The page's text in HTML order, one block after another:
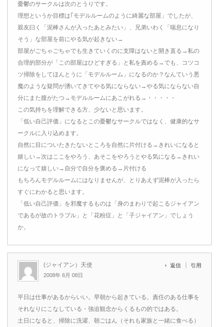
憂鬱のサークルは次のとうりです。
理想というか目標は｢モデルルームのように綺麗な部屋」でしたが、
親友曰く「泥棒さんが入ったあとみたい」、兄弟いわく「喘息になり
そう」な部屋を前にやる気が起きない→
部屋がごちゃごちゃでも生きていくのに支障はないと開き直る→私の
合理的部分が「この部屋はひどすぎる」と私を責める→でも、コツコ
ツ掃除をしてほんとうに「モデルルーム」になるのか？なんていう悪
魔のような疑問が湧いてきてやる気にならない→やる気にならない自
分にまた腹がたつ→モデルルームにあこがれる→・・・・・
この気持ちを理解できる方、少ないと思います。
「低い自己評価」になるとこの憂鬱なサークルではなく、健康的なサ
ークルに入り込めます。
自然に目についたきたないところを自然に片付ける→きれいになると
嬉しい→次はここをやろう、あそこをやろうとやる気になる→きれい
になって嬉しい→自分で自分を褒める→片付ける
もちろんモデルルームにはなりませんが、とりあえず泥棒が入ったら
すぐにわかると思います。
「低い自己評価」を邪魔するものは「身のまわりで起こるジャイアン
であるが故のトラブル」と「花粉症」と「子ジャイアン」でしょう
か。
(ジャイアン）天使
2008年 6月 08日
返信 引用
平日は仕事があるからいい。早朝から起きている。責任のある仕事を
それなりにこなしている・強迫観念からくるもの的ではある。
土日になると、掃除に洗濯、朝ごはん（それも家族と一緒に食べる）